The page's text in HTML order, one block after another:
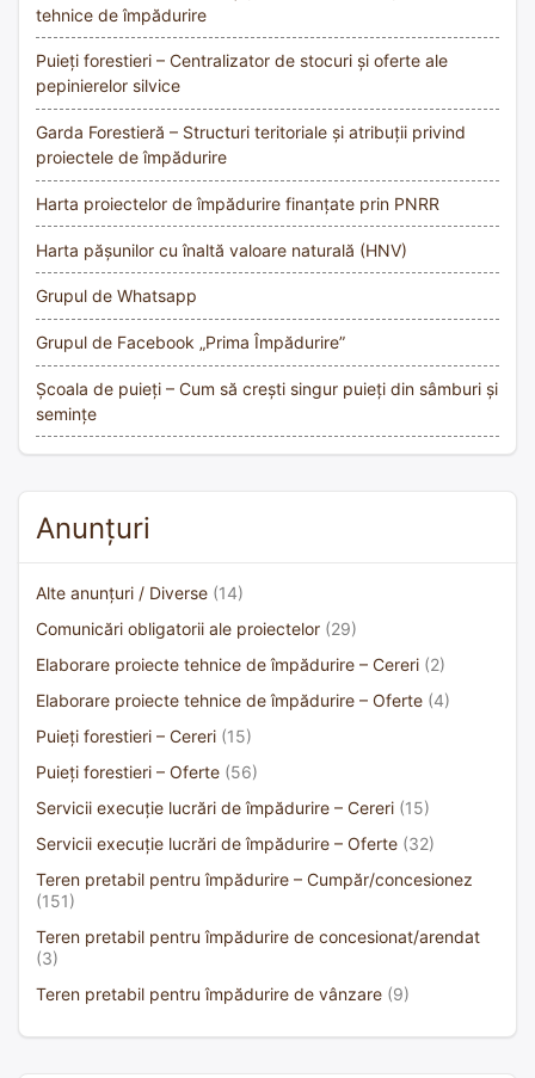
tehnice de împădurire
Puieți forestieri – Centralizator de stocuri și oferte ale
pepinierelor silvice
Garda Forestieră – Structuri teritoriale și atribuții privind
proiectele de împădurire
Harta proiectelor de împădurire finanțate prin PNRR
Harta pășunilor cu înaltă valoare naturală (HNV)
Grupul de Whatsapp
Grupul de Facebook „Prima Împădurire”
Școala de puieți – Cum să crești singur puieți din sâmburi și
semințe
Anunțuri
Alte anunțuri / Diverse (14)
Comunicări obligatorii ale proiectelor (29)
Elaborare proiecte tehnice de împădurire – Cereri (2)
Elaborare proiecte tehnice de împădurire – Oferte (4)
Puieți forestieri – Cereri (15)
Puieți forestieri – Oferte (56)
Servicii execuție lucrări de împădurire – Cereri (15)
Servicii execuție lucrări de împădurire – Oferte (32)
Teren pretabil pentru împădurire – Cumpăr/concesionez
(151)
Teren pretabil pentru împădurire de concesionat/arendat
(3)
Teren pretabil pentru împădurire de vânzare (9)